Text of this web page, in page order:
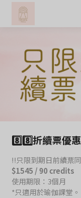
8️⃣8️⃣折續票優
‼️只限到期日前續票
$1545 / 90 credits
使用期限：3個月
*只適用於瑜伽課堂。